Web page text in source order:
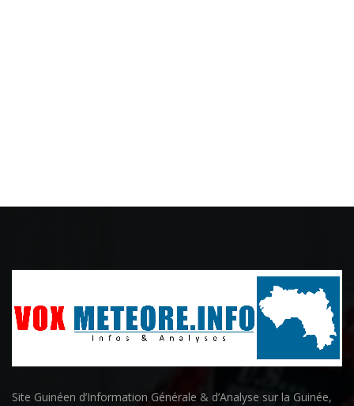
Site Guinéen d’Information Générale & d’Analyse sur la Guinée,